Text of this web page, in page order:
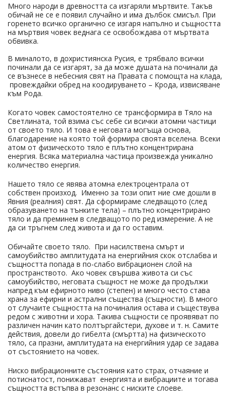
Много народи в древността са изгаряли мъртвите. Такъв
обичай не се е появил случайно и има дълбок смисъл. При
горенето всичко органично се изгаря напълно и същността
на мъртвия човек веднага се освобождава от мъртвата
обвивка.
В миналото, в дохристиянска Русия, е трябвало всички
починали да се изгарят, за да може душата на починали да
се възнесе в небесния свят на Правата с помощта на клада,
провеждайки обред на коодируването – Крода, извисяване
към Рода.
Когато човек самостоятелно се трансформира в Тяло на
Светлината, той взима със себе си всички атомни частици
от своето тяло. И това е неговата могъща основа,
благодарение на която той формира своята вселена. Всеки
атом от физическото тяло е плътно концентрирана
енергия. Всяка материална частица произвежда уникално
количество енергия.
Нашето тяло се явява атомна електроцентрала от
собствен произход. Именно за този опит ние сме дошли в
Явния (реалния) свят. Да сформираме следващото (след
образуването на тънките тела) – плътно концентрирано
тяло и да преминем в следващото по ред измерение. А не
да си тръгнем след живота и да го оставим.
Обичайте своето тяло. При насилствена смърт и
самоубийство амплитудата на енергийния скок отслабва и
същността попада в по-слабо вибрационен слой на
пространството. Ако човек свършва живота си със
самоубийство, неговата същност не може да продължи
напред към ефирното ниво (степен) и много често става
храна за ефирни и астрални същества (същности). В много
от случаите същността на починалия остава и съществува
редом с животни и хора. Такива същности се проявяват по
различен начин като полтъргайстери, духове и т. н. Самите
действия, довели до гибелта (смъртта) на физическото
тяло, са празни, амплитудата на енергийния удар се задава
от състоянието на човек.
Ниско вибрационните състояния като страх, отчаяние и
потиснатост, понижават енергията и вибрациите и тогава
същността встъпва в резонанс с ниските слоеве.